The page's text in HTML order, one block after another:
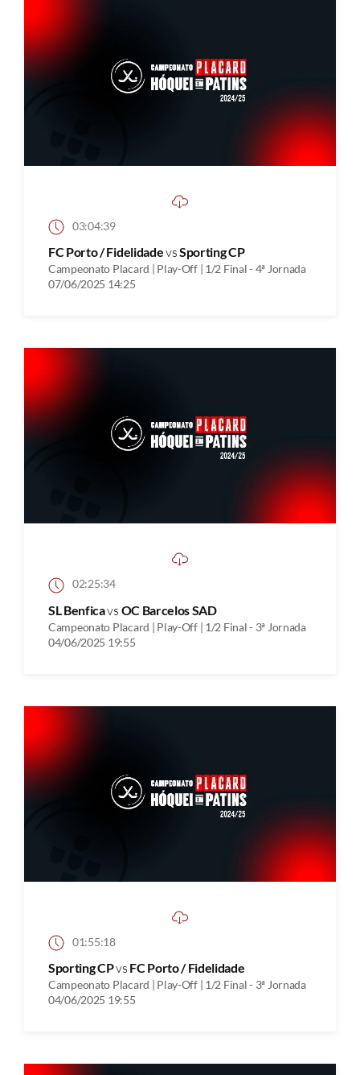
03:04:39
FC Porto / FidelidadevsSporting CP
Campeonato Placard | Play-Off | 1/2 Final - 4ª Jornada
07/06/2025 14:25
02:25:34
SL Benficavs OC Barcelos SAD
Campeonato Placard | Play-Off | 1/2 Final - 3ª Jornada
04/06/2025 19:55
01:55:18
Sporting CPvs FC Porto / Fidelidade
Campeonato Placard | Play-Off | 1/2 Final - 3ª Jornada
04/06/2025 19:55